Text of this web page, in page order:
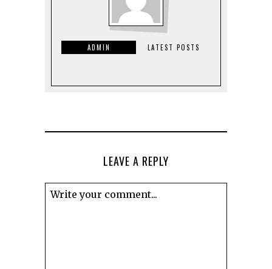
ADMIN LATEST POSTS
LEAVE A REPLY